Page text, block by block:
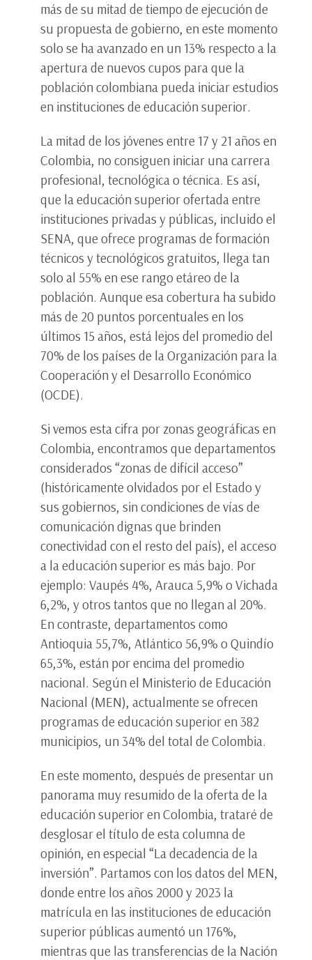
más de su mitad de tiempo de ejecución de
su propuesta de gobierno, en este momento
solo se ha avanzado en un 13% respecto a la
apertura de nuevos cupos para que la
población colombiana pueda iniciar estudios
en instituciones de educación superior.
La mitad de los jóvenes entre 17 y 21 años en
Colombia, no consiguen iniciar una carrera
profesional, tecnológica o técnica. Es así,
que la educación superior ofertada entre
instituciones privadas y públicas, incluido el
SENA, que ofrece programas de formación
técnicos y tecnológicos gratuitos, llega tan
solo al 55% en ese rango etáreo de la
población. Aunque esa cobertura ha subido
más de 20 puntos porcentuales en los
últimos 15 años, está lejos del promedio del
70% de los países de la Organización para la
Cooperación y el Desarrollo Económico
(OCDE).
Si vemos esta cifra por zonas geográficas en
Colombia, encontramos que departamentos
considerados “zonas de difícil acceso”
(históricamente olvidados por el Estado y
sus gobiernos, sin condiciones de vías de
comunicación dignas que brinden
conectividad con el resto del país), el acceso
a la educación superior es más bajo. Por
ejemplo: Vaupés 4%, Arauca 5,9% o Vichada
6,2%, y otros tantos que no llegan al 20%.
En contraste, departamentos como
Antioquia 55,7%, Atlántico 56,9% o Quindío
65,3%, están por encima del promedio
nacional. Según el Ministerio de Educación
Nacional (MEN), actualmente se ofrecen
programas de educación superior en 382
municipios, un 34% del total de Colombia.
En este momento, después de presentar un
panorama muy resumido de la oferta de la
educación superior en Colombia, trataré de
desglosar el título de esta columna de
opinión, en especial “La decadencia de la
inversión”. Partamos con los datos del MEN,
donde entre los años 2000 y 2023 la
matrícula en las instituciones de educación
superior públicas aumentó un 176%,
mientras que las transferencias de la Nación